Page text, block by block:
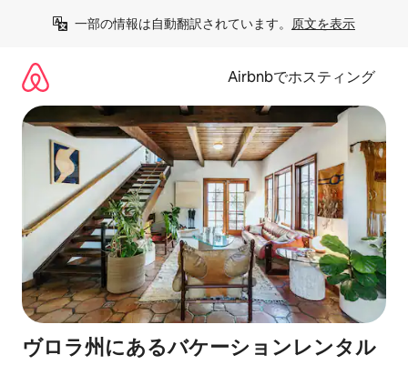
一部の情報は自動翻訳されています。 原文を表示
Airbnbでホスティング
ヴロラ州にあるバケーションレンタル